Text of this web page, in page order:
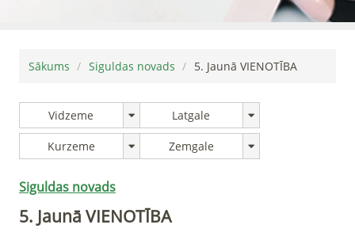
Sākums Siguldas novads 5. Jaunā VIENOTĪBA
Vidzeme Latgale
Kurzeme Zemgale
Siguldas novads
5. Jaunā VIENOTĪBA